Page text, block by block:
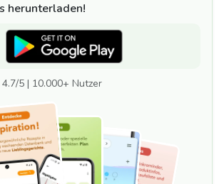
herunterladen!
4.7/5 | 10.000+ Nutzer